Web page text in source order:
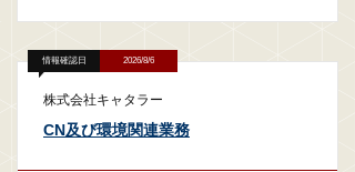
情報確認日 2026/8/6
株式会社キャタラー
CN及び環境関連業務